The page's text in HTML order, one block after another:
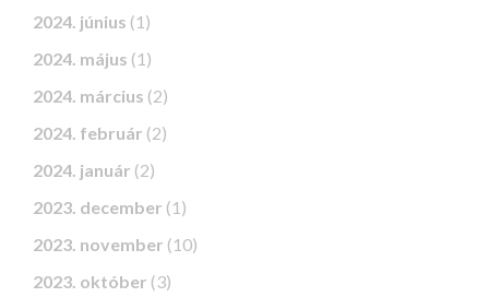
2024. június (1)
2024. május (1)
2024. március (2)
2024. február (2)
2024. január (2)
2023. december (1)
2023. november (10)
2023. október (3)